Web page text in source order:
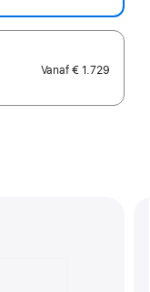
Vanaf € 1.729